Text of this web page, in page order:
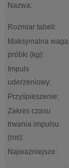
Nazwa:
Rozmiar tabeli:
Maksymalna waga
próbki (kg):
Impuls
uderzeniowy:
Przyśpieszenie:
Zakres czasu
trwania impulsu
(ms):
Najważniejsze: